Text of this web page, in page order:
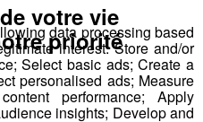
jeu des vacances :
à 8h45 et 17h45 sur
data processing based
interest: Store and/or
Select basic ads; Create a
personalised ads; Measure
performance; Apply
insights; Develop and
votre vie
priorité